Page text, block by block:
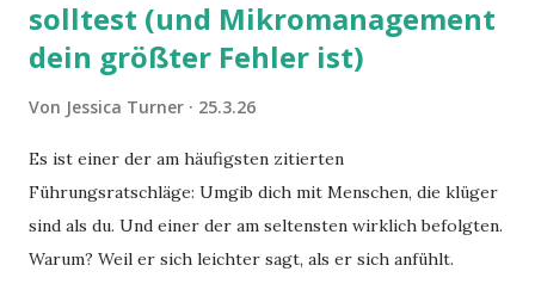
solltest (und Mikromanagement
dein größter Fehler ist)
Von Jessica Turner 25.3.26
Es ist einer der am häufigsten zitierten
Führungsratschläge: Umgib dich mit Menschen, die klüger
sind als du. Und einer der am seltensten wirklich befolgten.
Warum? Weil er sich leichter sagt, als er sich anfühlt.